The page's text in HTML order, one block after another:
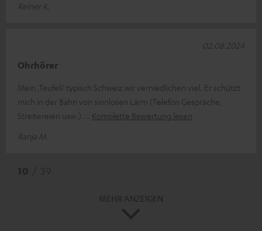
Reiner K.
Ohrhörer
Mein ‚Teufeli‘ typisch Schweiz wir verniedlichen viel. Er schützt
mich in der Bahn von sinnlosen Lärm (Telefon Gespräche,
Streitereien usw.)
Komplette Bewertung lesen
Ranja M.
02.08.2024